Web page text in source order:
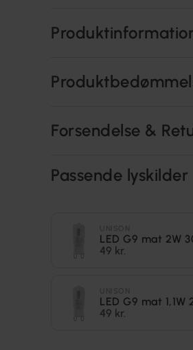
Forsendelse &
Passende lyskilder
LED G9 mat 2W
49 kr.
LED G9 mat
49 kr.